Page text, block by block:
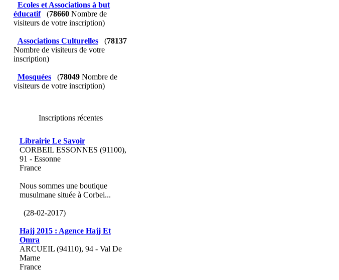
Ecoles et Associations à but
éducatif
(78660Nombre de
visiteurs de votre inscription)
Associations Culturelles (78137
Nombre de visiteurs de votre
inscription)
Mosquées (78049Nombre de
visiteurs de votre inscription)
Inscriptions récentes
Librairie Le Savoir
CORBEIL ESSONNES (91100),
91 - Essonne
France
Nous sommes une boutique
musulmane située à Corbei...
(28-02-2017)
Hajj 2015 : Agence Hajj Et
Omra
ARCUEIL (94110), 94 - Val De
Marne
France